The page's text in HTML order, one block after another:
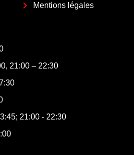
Mentions légales
21:00 – 22:30
21:00 - 22:30